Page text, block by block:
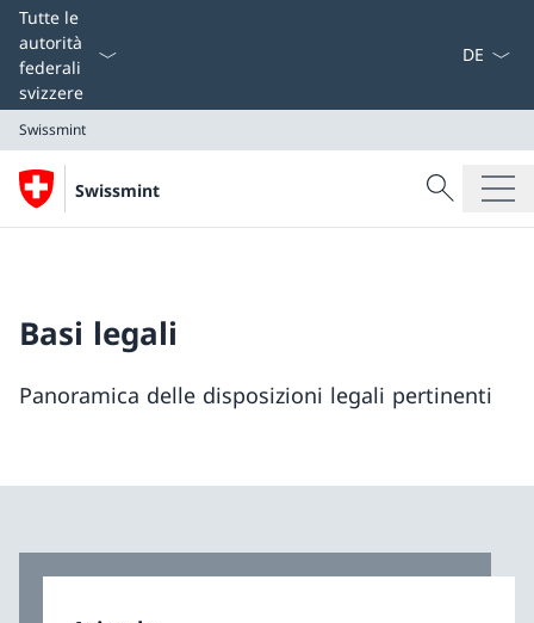
Tutte le
autorità
federali
svizzere
Swissmint
Swissmint
Cercare
Ricerca
Basi legali
Panoramica delle disposizioni legali pertinenti